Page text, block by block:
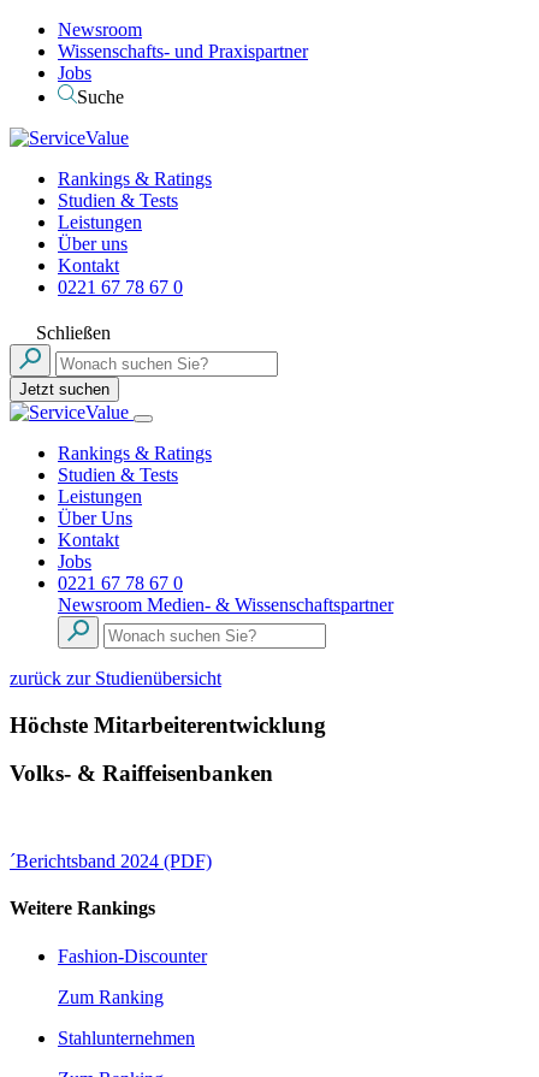
Newsroom
Wissenschafts- und Praxispartner
Jobs
Suche
Rankings & Ratings
Studien & Tests
Leistungen
Über uns
Kontakt
0221 67 78 67 0
Schließen
Jetzt suchen
Rankings & Ratings
Studien & Tests
Leistungen
Über Uns
Kontakt
Jobs
0221 67 78 67 0
Newsroom Medien- & Wissenschaftspartner
zurück zur Studienübersicht
Höchste Mitarbeiterentwicklung
Volks- & Raiffeisenbanken
´Berichtsband 2024 (PDF)
Weitere Rankings
Fashion-Discounter
Zum Ranking
Stahlunternehmen